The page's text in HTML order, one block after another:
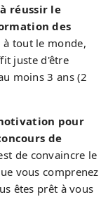
réussir le
des
à tout le monde,
juste d'être
moins 3 ans (2
pour
de
de convaincre le
vous comprenez
êtes prêt à vous